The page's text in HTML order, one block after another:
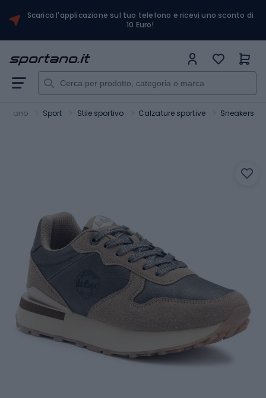
Scarica l'applicazione sul tuo telefono e ricevi uno sconto di
10 Euro!
Sport Stile sportivo Calzature sportive Sneakers